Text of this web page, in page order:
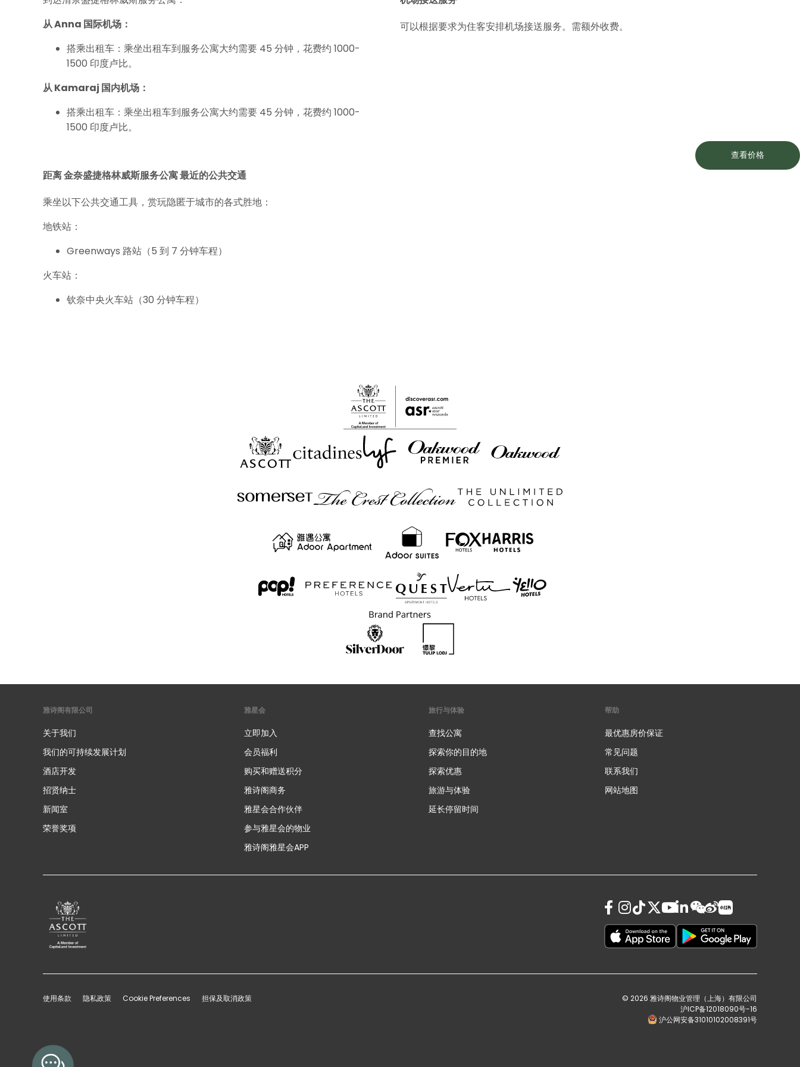
查看价格
从 Anna 国际机场：
搭乘出租车：乘坐出租车到服务公寓大约需要 45 分钟，花费约 1000-
1500 印度卢比。
从 Kamaraj 国内机场：
搭乘出租车：乘坐出租车到服务公寓大约需要 45 分钟，花费约 1000-
1500 印度卢比。
可以根据要求为住客安排机场接送服务。需额外收费。
距离 金奈盛捷格林威斯服务公寓 最近的公共交通
乘坐以下公共交通工具，赏玩隐匿于城市的各式胜地：
地铁站：
Greenways 路站（5 到 7 分钟车程）
火车站：
钦奈中央火车站（30 分钟车程）
雅诗阁有限公司
关于我们
我们的可持续发展计划
酒店开发
招贤纳士
新闻室
荣誉奖项
雅星会
立即加入
会员福利
购买和赠送积分
雅诗阁商务
雅星会合作伙伴
参与雅星会的物业
雅诗阁雅星会APP
旅行与体验
查找公寓
探索你的目的地
探索优惠
旅游与体验
延长停留时间
帮助
最优惠房价保证
常见问题
联系我们
网站地图
使用条款 隐私政策 Cookie Preferences 担保及取消政策
© 2026 雅诗阁物业管理（上海）有限公司
沪ICP备12018090号-16
沪公网安备31010102008391号